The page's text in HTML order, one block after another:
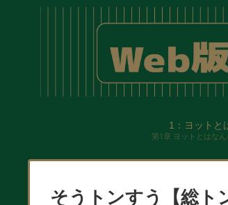
1：ヨットと
第1章 ヨットとはな
そうトンすう【総ト